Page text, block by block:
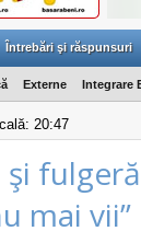
Întrebări şi răspunsuri
Externe Integrare
20:47
mai vii”